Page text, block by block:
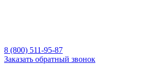
8 (800) 511-95-87
Заказать обратный звонок